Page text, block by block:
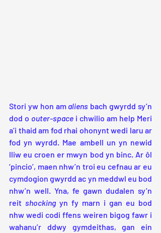
Stori yw hon am aliens bach gwyrdd sy’n
dod o outer-space i chwilio am help Meri
a’i thaid am fod rhai ohonynt wedi laru ar
fod yn wyrdd. Mae ambell un yn newid
lliw eu croen er mwyn bod yn binc. Ar ôl
‘pincio’, maen nhw’n troi eu cefnau ar eu
cymdogion gwyrdd ac yn meddwl eu bod
nhw’n well. Yna, fe gawn dudalen sy’n
reit shocking yn fy marn i gan eu bod
nhw wedi codi ffens weiren bigog fawr i
wahanu’r ddwy gymdeithas, gan ein